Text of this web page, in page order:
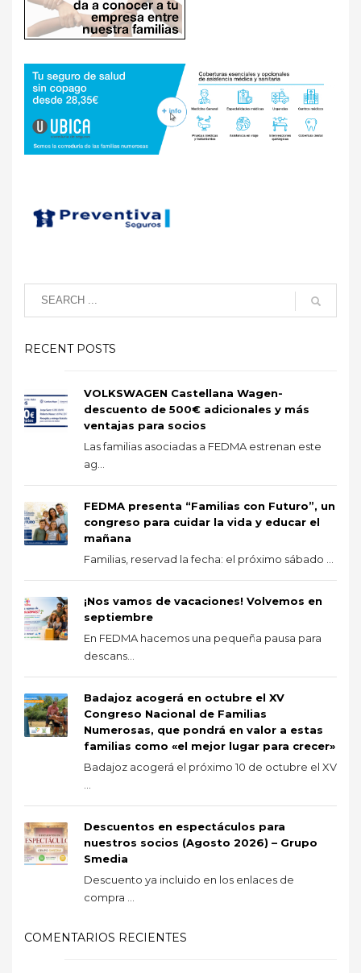
RECENT POSTS
VOLKSWAGEN Castellana Wagen-
descuento de 500€ adicionales y más
ventajas para socios
Las familias asociadas a FEDMA estrenan este
ag...
FEDMA presenta “Familias con Futuro”, un
congreso para cuidar la vida y educar el
mañana
Familias, reservad la fecha: el próximo sábado ...
¡Nos vamos de vacaciones! Volvemos en
septiembre
En FEDMA hacemos una pequeña pausa para
descans...
Badajoz acogerá en octubre el XV
Congreso Nacional de Familias
Numerosas, que pondrá en valor a estas
familias como «el mejor lugar para crecer»
Badajoz acogerá el próximo 10 de octubre el XV
Descuentos en espectáculos para
nuestros socios (Agosto 2026) – Grupo
Smedia
Descuento ya incluido en los enlaces de
compra ...
COMENTARIOS RECIENTES